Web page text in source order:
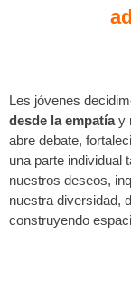
Les jóvenes
desde la empatíay
abre debate,
una parte individual
nuestros deseos,
nuestra diversidad,
construyendo